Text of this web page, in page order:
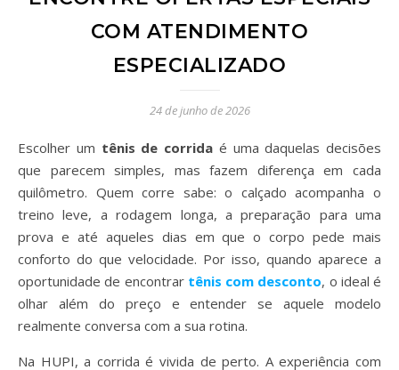
COM ATENDIMENTO
ESPECIALIZADO
24 de junho de 2026
Escolher um tênis de corrida é uma daquelas decisões
que parecem simples, mas fazem diferença em cada
quilômetro. Quem corre sabe: o calçado acompanha o
treino leve, a rodagem longa, a preparação para uma
prova e até aqueles dias em que o corpo pede mais
conforto do que velocidade. Por isso, quando aparece a
oportunidade de encontrar tênis com desconto, o ideal é
olhar além do preço e entender se aquele modelo
realmente conversa com a sua rotina.
Na HUPI, a corrida é vivida de perto. A experiência com